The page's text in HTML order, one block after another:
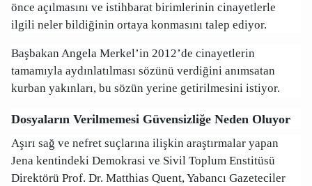
önce açılmasını ve istihbarat birimlerinin cinayetlerle
ilgili neler bildiğinin ortaya konmasını talep ediyor.
Başbakan Angela Merkel’in 2012’de cinayetlerin
tamamıyla aydınlatılması sözünü verdiğini anımsatan
kurban yakınları, bu sözün yerine getirilmesini istiyor.
Dosyaların Verilmemesi Güvensizliğe Neden Oluyor
Aşırı sağ ve nefret suçlarına ilişkin araştırmalar yapan
Jena kentindeki Demokrasi ve Sivil Toplum Enstitüsü
Direktörü Prof. Dr. Matthias Quent, Yabancı Gazeteciler